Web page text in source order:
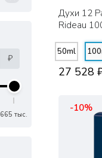
₽
665 тыс.
Духи 12
Rideau
50ml
27 528
-10%